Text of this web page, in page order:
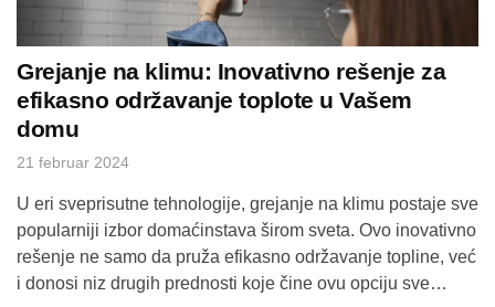
Grejanje na klimu: Inovativno rešenje za
efikasno održavanje toplote u Vašem
domu
21 februar 2024
U eri sveprisutne tehnologije, grejanje na klimu postaje sve
popularniji izbor domaćinstava širom sveta. Ovo inovativno
rešenje ne samo da pruža efikasno održavanje topline, već
i donosi niz drugih prednosti koje čine ovu opciju sve